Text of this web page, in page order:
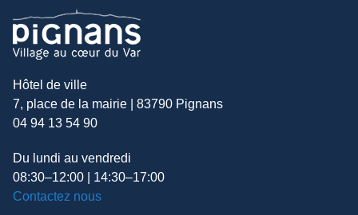
Hôtel de ville
7, place de la mairie | 83790 Pignans
04 94 13 54 90
Du lundi au vendredi
08:30–12:00 | 14:30–17:00
Contactez nous